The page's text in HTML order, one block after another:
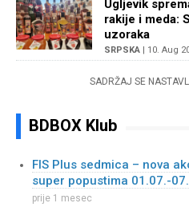
Ugljevik
rakije i meda:
uzoraka
SRPSKA | 10. Aug
SADRŽAJ SE
BDBOX Klub
FIS Plus sedmica – nova
super popustima 01.07.-
prije 1 mesec